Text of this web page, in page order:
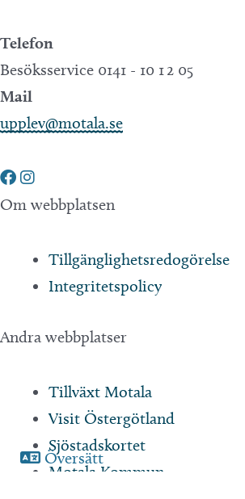
Telefon
Besöksservice 0141 - 10 1 2 05
Mail
upplev@motala.se
Om webbplatsen
Tillgänglighetsredogörelse
Integritetspolicy
Andra webbplatser
Tillväxt Motala
Visit Östergötland
Sjöstadskortet
Motala Kommun
Översätt